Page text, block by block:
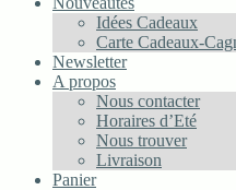
Idées Cadeaux
Carte Cadeaux-
Newsletter
A propos
Nous contacter
Horaires d’Eté
Nous trouver
Livraison
Panier